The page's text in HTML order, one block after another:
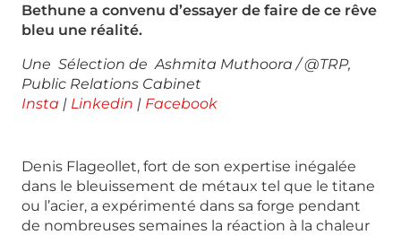
Bethune a convenu d’essayer de faire de ce rêve
bleu une réalité.
Une Sélection de Ashmita Muthoora / @TRP,
Public Relations Cabinet
Insta | Linkedin | Facebook
Denis Flageollet, fort de son expertise inégalée
dans le bleuissement de métaux tel que le titane
ou l’acier, a expérimenté dans sa forge pendant
de nombreuses semaines la réaction à la chaleur